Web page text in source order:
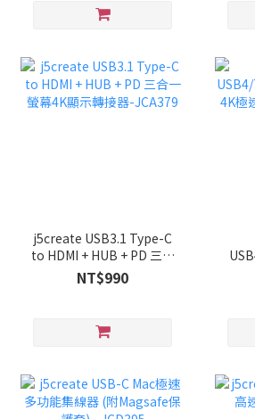
j5create USB3.1 Type-C
to HDMI + HUB + PD 三合
一螢幕4K顯示轉接器-
JCA379
NT$990
螢